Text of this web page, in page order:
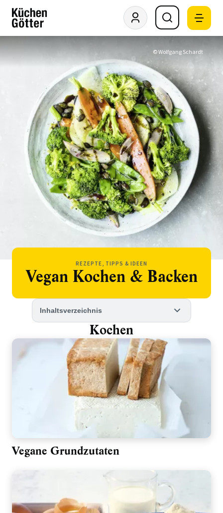
© Wolfgang Schardt
REZEPTE, TIPPS & IDEEN
Vegan Kochen & Backen
Inhaltsverzeichnis
Kochen
Vegane Grundzutaten